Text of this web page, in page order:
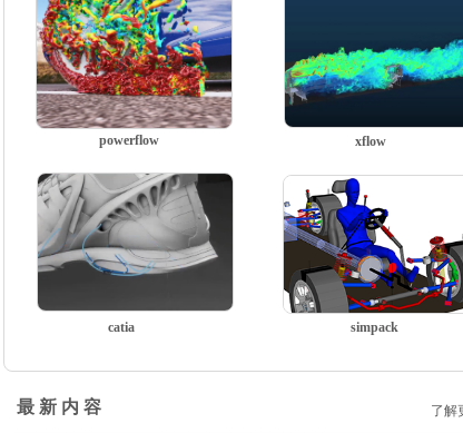
powerflow xflow
simpack
catia
最 新 内 容
了解